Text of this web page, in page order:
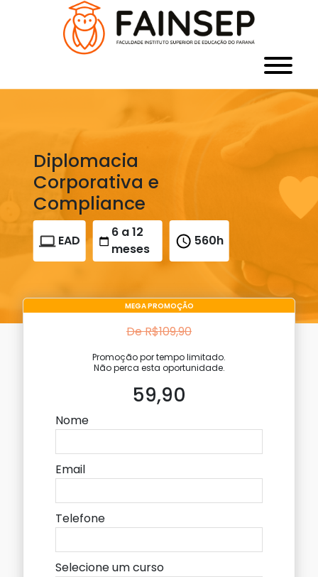
Diplomacia
Corporativa e
Compliance
EAD
6 a 12
meses
560h
MEGA PROMOÇÃO
De R$109,90
Promoção por tempo limitado.
Não perca esta oportunidade.
59,90
Nome
Email
Telefone
Selecione um curso